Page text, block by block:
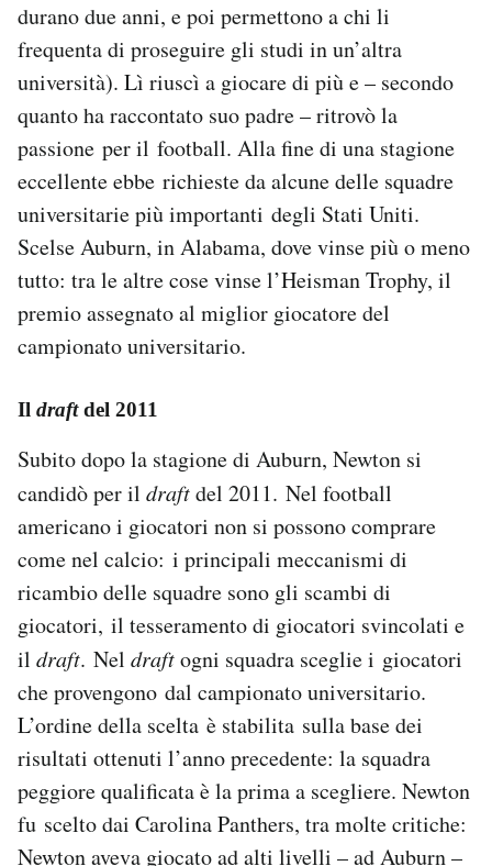
durano due anni, e poi permettono a chi li
frequenta di proseguire gli studi in un’altra
università). Lì riuscì a giocare di più e – secondo
quanto ha raccontato suo padre – ritrovò la
passione per il football. Alla fine di una stagione
eccellente ebbe richieste da alcune delle squadre
universitarie più importanti degli Stati Uniti.
Scelse Auburn, in Alabama, dove vinse più o meno
tutto: tra le altre cose vinse l’Heisman Trophy, il
premio assegnato al miglior giocatore del
campionato universitario.
Il draftdel 2011
Subito dopo la stagione di Auburn, Newton si
candidò per il draftdel 2011. Nel football
americano i giocatori non si possono comprare
come nel calcio: i principali meccanismi di
ricambio delle squadre sono gli scambi di
giocatori, il tesseramento di giocatori svincolati e
il draft. Nel draftogni squadra sceglie i giocatori
che provengono dal campionato universitario.
L’ordine della scelta è stabilita sulla base dei
risultati ottenuti l’anno precedente: la squadra
peggiore qualificata è la prima a scegliere. Newton
fu scelto dai Carolina Panthers, tra molte critiche:
Newton aveva giocato ad alti livelli – ad Auburn –